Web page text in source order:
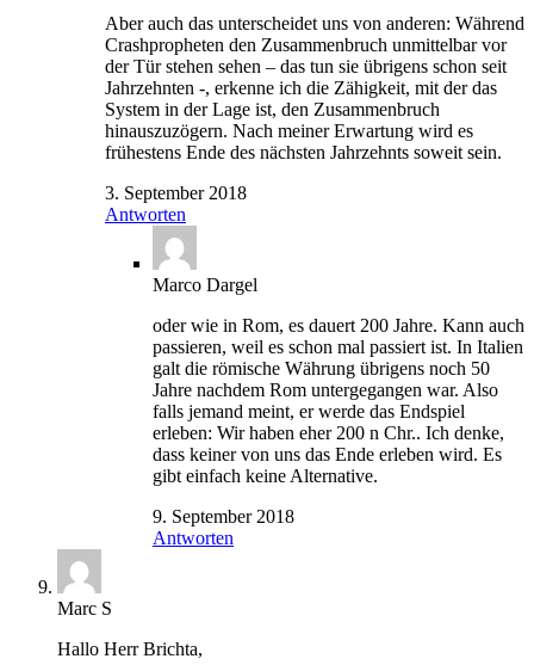
Aber auch das unterscheidet uns von anderen: Während
Crashpropheten den Zusammenbruch unmittelbar vor
der Tür stehen sehen – das tun sie übrigens schon seit
Jahrzehnten -, erkenne ich die Zähigkeit, mit der das
System in der Lage ist, den Zusammenbruch
hinauszuzögern. Nach meiner Erwartung wird es
frühestens Ende des nächsten Jahrzehnts soweit sein.
3. September 2018
Antworten
Marco Dargel
oder wie in Rom, es dauert 200 Jahre. Kann auch
passieren, weil es schon mal passiert ist. In Italien
galt die römische Währung übrigens noch 50
Jahre nachdem Rom untergegangen war. Also
falls jemand meint, er werde das Endspiel
erleben: Wir haben eher 200 n Chr.. Ich denke,
dass keiner von uns das Ende erleben wird. Es
gibt einfach keine Alternative.
9. September 2018
Antworten
Marc S
Hallo Herr Brichta,